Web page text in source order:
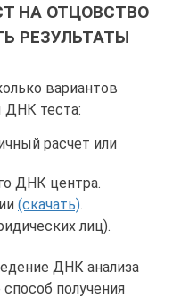
НА ОТЦОВСТВО
РЕЗУЛЬТАТЫ
вариантов
ДНК теста:
расчет или
ДНК центра.
(скачать).
лиц).
ДНК анализа
получения